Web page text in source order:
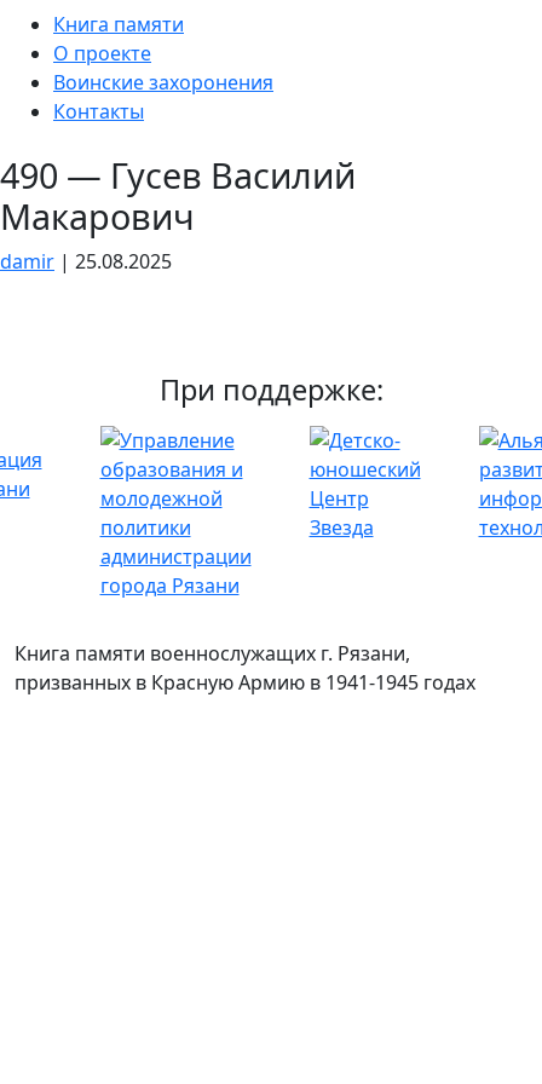
content
Книга памяти
О проекте
Воинские захоронения
Контакты
490 — Гусев Василий
Макарович
damir | 25.08.2025
При поддержке:
Книга памяти военнослужащих г. Рязани,
призванных в Красную Армию в 1941-1945 годах